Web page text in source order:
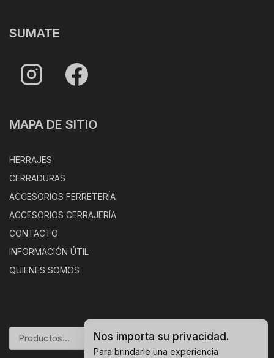
SUMATE
MAPA DE SITIO
HERRAJES
CERRADURAS
ACCESORIOS FERRETERÍA
ACCESORIOS CERRAJERÍA
CONTACTO
INFORMACIÓN ÚTIL
QUIENES SOMOS
BUSCAR
Nos importa su privacidad.
Para brindarle una experiencia